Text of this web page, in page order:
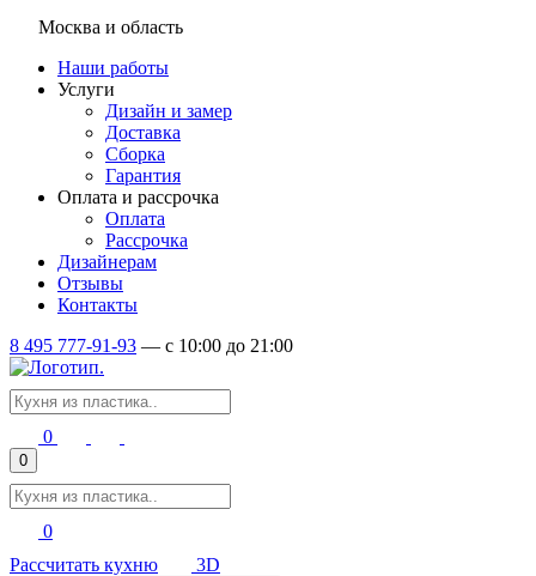
Москва и область
Наши работы
Услуги
Дизайн и замер
Доставка
Сборка
Гарантия
Оплата и рассрочка
Оплата
Рассрочка
Дизайнерам
Отзывы
Контакты
8 495 777-91-93 — c 10:00 до 21:00
0
0
0
Рассчитать кухню
3D